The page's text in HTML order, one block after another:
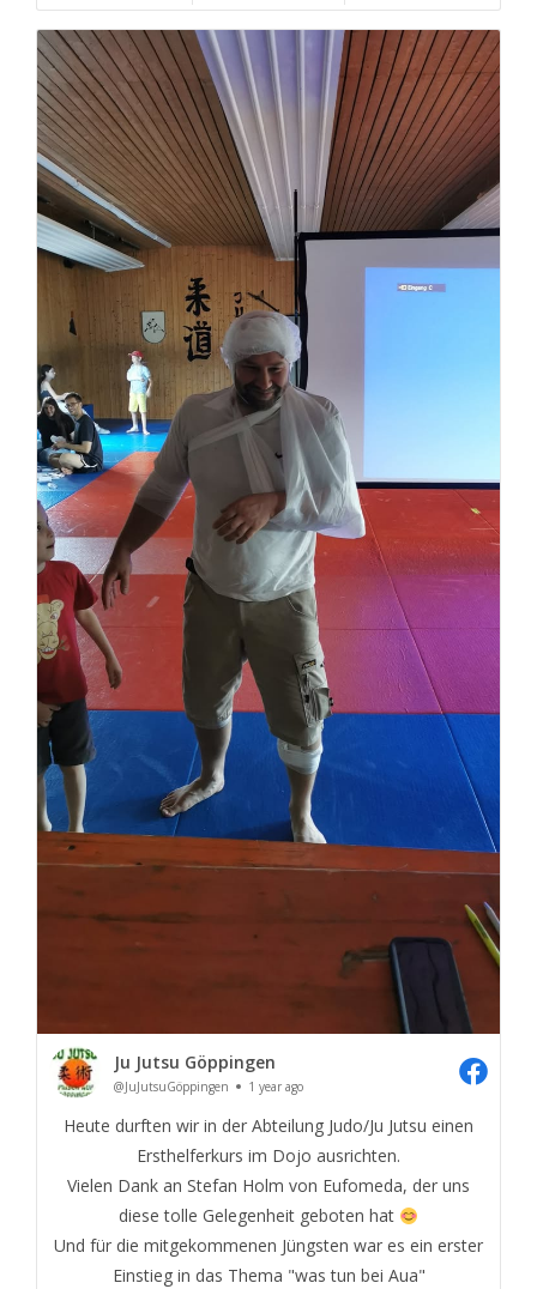
Ju Jutsu Göppingen
@JuJutsuGöppingen 1 year ago
Heute durften wir in der Abteilung Judo/Ju Jutsu einen
Ersthelferkurs im Dojo ausrichten.
Vielen Dank an Stefan Holm von Eufomeda, der uns
diese tolle Gelegenheit geboten hat
Und für die mitgekommenen Jüngsten war es ein erster
Einstieg in das Thema "was tun bei Aua"